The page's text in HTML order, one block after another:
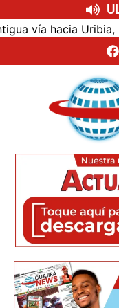
zona rural de